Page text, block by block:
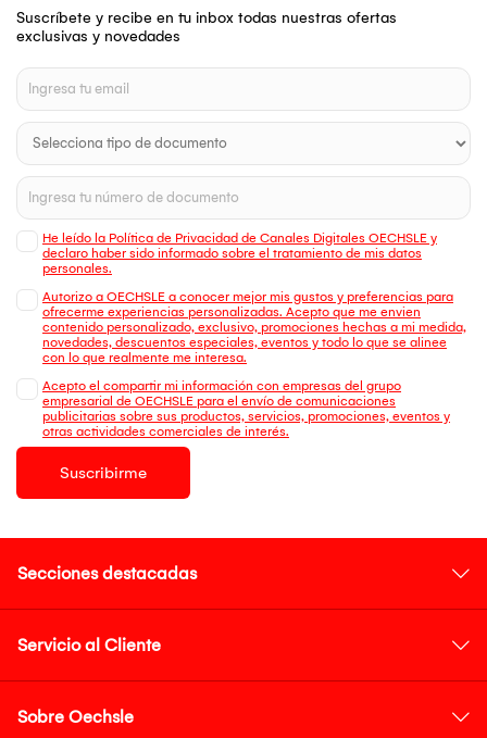
Suscríbete y recibe en tu inbox todas nuestras ofertas
exclusivas y novedades
He leído la Política de Privacidad de Canales Digitales OECHSLE y
declaro haber sido informado sobre el tratamiento de mis datos
personales.
Autorizo a OECHSLE a conocer mejor mis gustos y preferencias para
ofrecerme experiencias personalizadas. Acepto que me envien
contenido personalizado, exclusivo, promociones hechas a mi medida,
novedades, descuentos especiales, eventos y todo lo que se alinee
con lo que realmente me interesa.
Acepto el compartir mi información con empresas del grupo
empresarial de OECHSLE para el envío de comunicaciones
publicitarias sobre sus productos, servicios, promociones, eventos y
otras actividades comerciales de interés.
Suscribirme
Secciones destacadas
Servicio al Cliente
Sobre Oechsle